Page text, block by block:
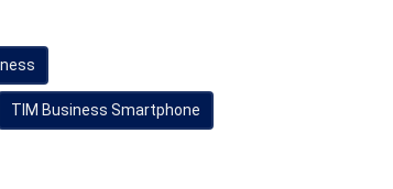
TIM Business Smartphone